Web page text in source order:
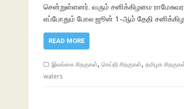
சென்றுள்ளனர். வரும் சனிக்கிழமை
எப்போதும் போல ஜூன் 1-ஆம் தேதி
READ MORE
இலங்கை சிறகுகள், செய்தி சிறகுகள், தமிழக
waters